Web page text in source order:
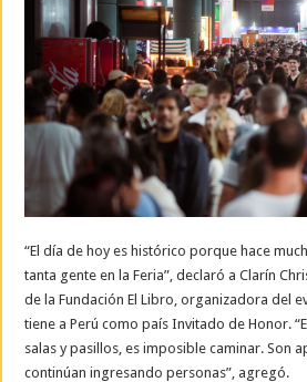
“El día de hoy es histórico porque hace
tanta gente en la Feria”, declaró a Clarín
de la Fundación El Libro, organizadora del
tiene a Perú como país Invitado de Honor.
salas y pasillos, es imposible caminar. Son
continúan ingresando personas”, agregó.